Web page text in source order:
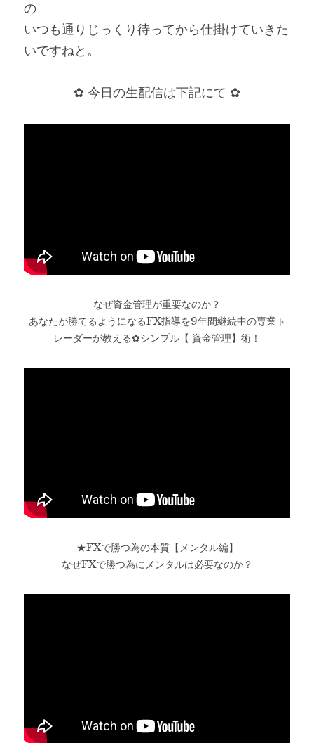
の
いつも通りじっくり待ってから仕掛けていきた
いですねと。
✿ 今日の生配信は下記にて ✿
なぜ資金管理が重要なのか？
あなたが勝てるようになるFX指導を9年間継続中の専業ト
レーダーが教える✿シンプル【 資金管理】術！
★FXで勝つ為の本質【メンタル編】
なぜFXで勝つ為にメンタルは必要なのか？